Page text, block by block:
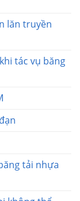
lăn truyền
tác vụ băng
tải nhựa